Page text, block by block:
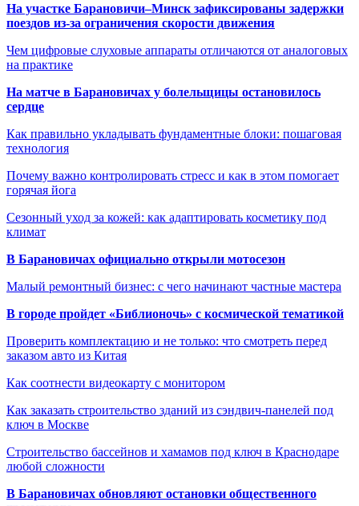
На участке Барановичи–Минск зафиксированы задержки
поездов из-за ограничения скорости движения
Чем цифровые слуховые аппараты отличаются от аналоговых
на практике
На матче в Барановичах у болельщицы остановилось
сердце
Как правильно укладывать фундаментные блоки: пошаговая
технология
Почему важно контролировать стресс и как в этом помогает
горячая йога
Сезонный уход за кожей: как адаптировать косметику под
климат
В Барановичах официально открыли мотосезон
Малый ремонтный бизнес: с чего начинают частные мастера
В городе пройдет «Библионочь» с космической тематикой
Проверить комплектацию и не только: что смотреть перед
заказом авто из Китая
Как соотнести видеокарту с монитором
Как заказать строительство зданий из сэндвич-панелей под
ключ в Москве
Строительство бассейнов и хамамов под ключ в Краснодаре
любой сложности
В Барановичах обновляют остановки общественного